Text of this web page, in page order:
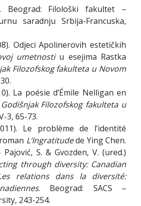
Beograd: Filološki fakultet –
saradnju Srbija-Francuska,
Odjeci Apolinerovih estetičkih
umetnostiu esejima Rastka
Filozofskog fakulteta u Novom
La poésie d’Émile Nelligan en
Godišnjak Filozofskog fakulteta u
3, 65-73.
Le problème de l’identité
L’Ingratitudede Ying Chen.
S. & Gvozden, V. (ured.)
through diversity: Canadian
relations dans la diversité:
. Beograd: SACS –
243-254.